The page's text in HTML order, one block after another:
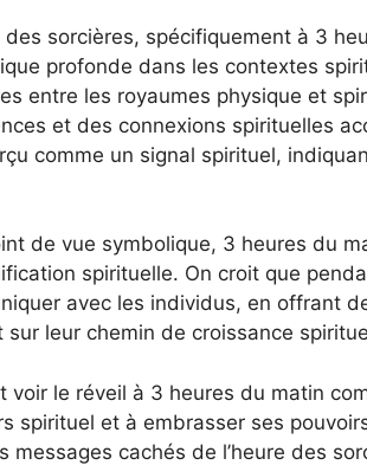
des sorcières, spécifiquement à 3
profonde dans les contextes
entre les royaumes physique et
et des connexions spirituelles
comme un signal spirituel,
de vue symbolique, 3 heures du
spirituelle. On croit que
avec les individus, en offrant
sur leur chemin de croissance
voir le réveil à 3 heures du matin
spirituel et à embrasser ses
messages cachés de l’heure des